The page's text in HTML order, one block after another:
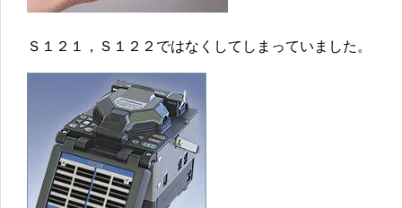
Ｓ１２１，Ｓ１２２ではなくしてしまっていました。